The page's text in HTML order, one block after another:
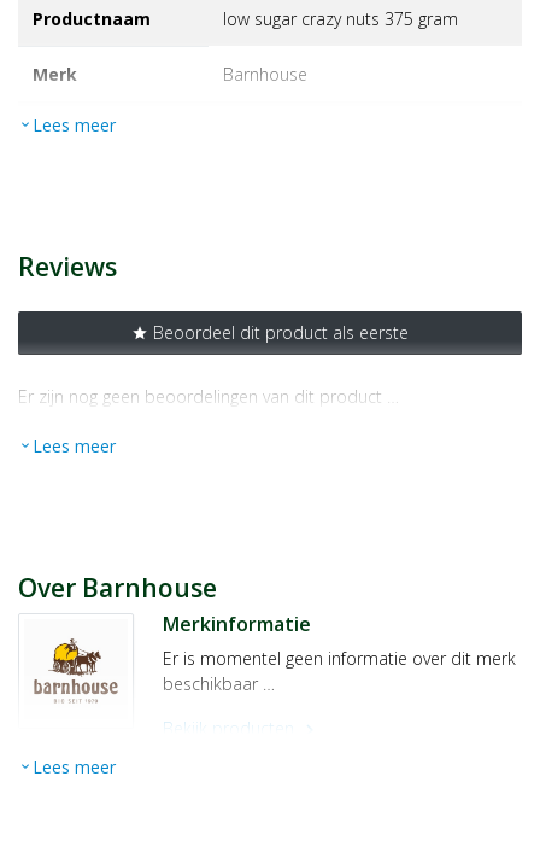
Productnaam low sugar crazy nuts 375 gram
Merk barnhouse
EAN
expand_more Lees meer
Reviews
star Beoordeel dit product als eerste
Er zijn nog geen beoordelingen van dit product …
expand_more Lees meer
Over Barnhouse
Merkinformatie
Er is momentel geen informatie over dit merk
beschikbaar …
Bekijk producten
chevron_right
expand_more Lees meer